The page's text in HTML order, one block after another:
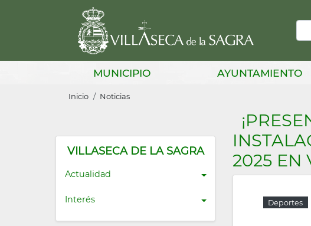
MUNICIPIO AYUNTAMIENTO
Sobrescribir
de
ayuda
a
la
Inicio Noticias
VILLASECA DE LA SAGRA
Actualidad
Interés
2025 EN
Deportes